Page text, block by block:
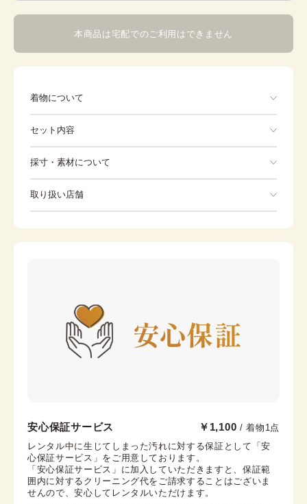
本商品は宅配でのご利用はできません
着物について
す。白の花紗綾型地紋に、ぼかしの入ったピンクの菊・黄
こ数年は卒業式での袴姿に二尺袖の小紋を合わせることが
多くなりました。こちらの小紋は白地なので合わせる袴の
色は幅広く選べます。着物に使われている色の袴はすべて
合いますし、紺や赤などの使われていない色の袴もなじみ
ます。着物としてもお召しいただけます。
セット内容
※着付けに必要な一式をすべて含みます。
着物
バッグ 足袋
伊達襟
採寸・素材について
身丈 163cm
取り扱い店舗
東京都台東区浅草２丁目６−７ 楽天地浅草ビル 4階
営業時間： 10:00~ 18:00
着付け最終受付時間：17:30
安心保証サービス ￥1,100 / 着物1点
レンタル中に生じてしまった汚れに対する保証として「安
心保証サービス」をご用意しております。
「安心保証サービス」に加入していただきますと、保証範
囲内に対するクリーニング代をご請求することはございま
せんので、安心してレンタルいただけます。